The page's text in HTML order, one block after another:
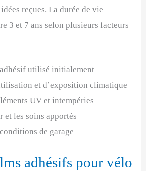
reçues. La durée de vie
3 et 7 ans selon plusieurs facteurs
utilisé initialement
et d’exposition climatique
UV et intempéries
et les soins apportés
de garage
adhésifs pour vélo